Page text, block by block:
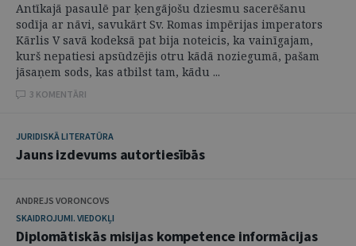
Antīkajā pasaulē par ķengājošu dziesmu sacerēšanu
sodīja ar nāvi, savukārt Sv. Romas impērijas imperators
Kārlis V savā kodeksā pat bija noteicis, ka vainīgajam,
kurš nepatiesi apsūdzējis otru kādā noziegumā, pašam
jāsaņem sods, kas atbilst tam, kādu ...
3 KOMENTĀRI
JURIDISKĀ LITERATŪRA
Jauns izdevums autortiesībās
ANDREJS VORONCOVS
SKAIDROJUMI. VIEDOKĻI
Diplomātiskās misijas kompetence informācijas